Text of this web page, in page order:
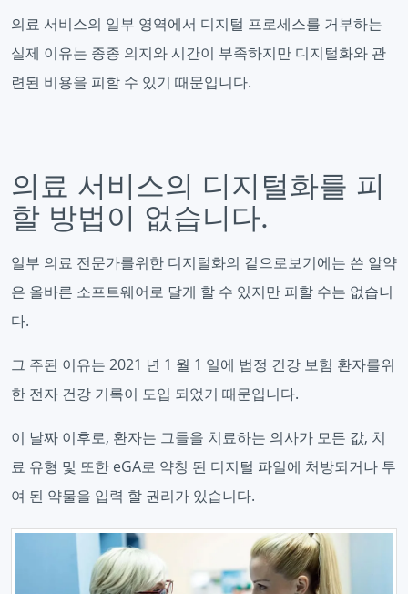
의료 서비스의 일부 영역에서 디지털 프로세스를 거부하는
실제 이유는 종종 의지와 시간이 부족하지만 디지털화와 관
련된 비용을 피할 수 있기 때문입니다.
의료 서비스의 디지털화를 피
할 방법이 없습니다.
일부 의료 전문가를위한 디지털화의 겉으로보기에는 쓴 알약
은 올바른 소프트웨어로 달게 할 수 있지만 피할 수는 없습니
다.
그 주된 이유는 2021 년 1 월 1 일에 법정 건강 보험 환자를위
한 전자 건강 기록이 도입 되었기 때문입니다.
이 날짜 이후로, 환자는 그들을 치료하는 의사가 모든 값, 치
료 유형 및 또한 eGA로 약칭 된 디지털 파일에 처방되거나 투
여 된 약물을 입력 할 권리가 있습니다.